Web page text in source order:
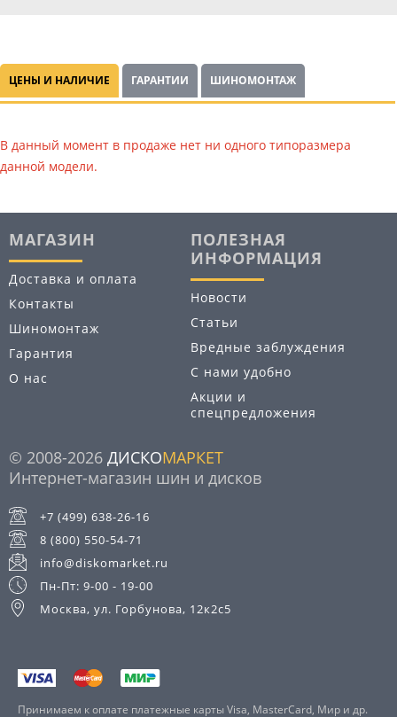
ЦЕНЫ И НАЛИЧИЕ ГАРАНТИИ ШИНОМОНТАЖ
В данный момент в продаже нет ни одного типоразмера
данной модели.
МАГАЗИН
Доставка и оплата
Контакты
Шиномонтаж
Гарантия
О нас
ПОЛЕЗНАЯ
ИНФОРМАЦИЯ
Новости
Статьи
Вредные заблуждения
С нами удобно
Акции и
спецпредложения
© 2008-2026 ДИСКОМАРКЕТ
Интернет-магазин шин и дисков
+7 (499) 638-26-16
8 (800) 550-54-71
info@diskomarket.ru
Пн-Пт: 9-00 - 19-00
Москва, ул. Горбунова, 12к2с5
Принимаем к оплате платежные карты Visa, MasterCard, Мир и др.